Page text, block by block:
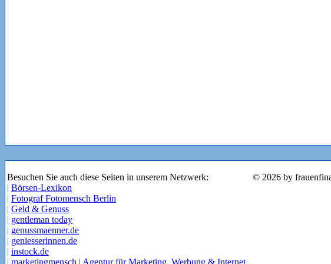
Besuchen Sie auch diese Seiten in unserem Netzwerk:
| Börsen-Lexikon
| Fotograf Fotomensch Berlin
| Geld & Genuss
| gentleman today
| genussmaenner.de
| geniesserinnen.de
| instock.de
| marketingmensch | Agentur für Marketing, Werbung & Internet
© 2026 by